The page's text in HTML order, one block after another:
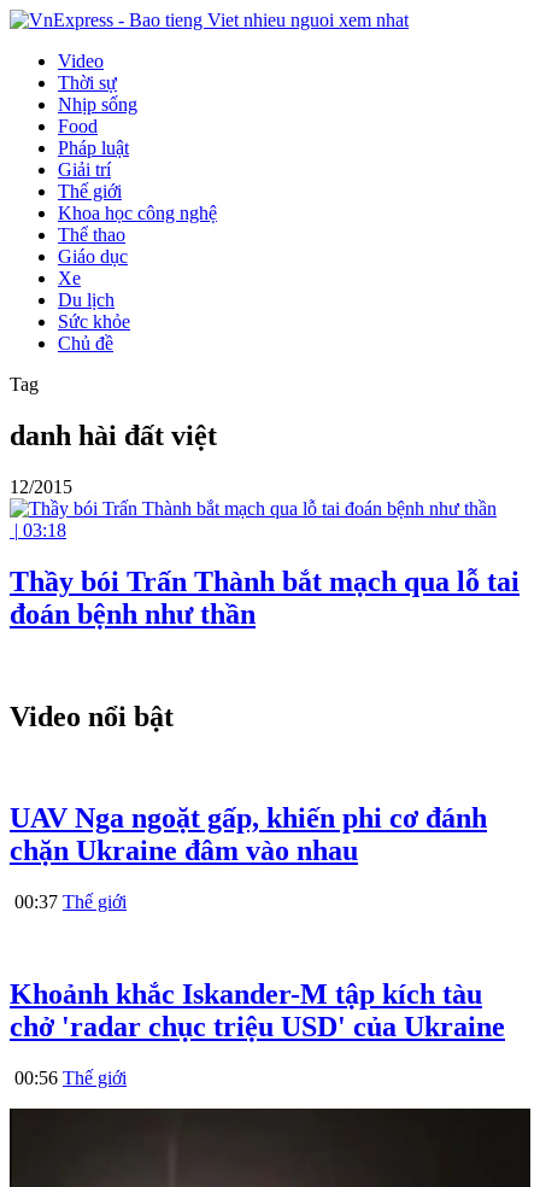
Video
Thời sự
Nhịp sống
Food
Pháp luật
Giải trí
Thế giới
Khoa học công nghệ
Thể thao
Giáo dục
Xe
Du lịch
Sức khỏe
Chủ đề
Tag
danh hài đất việt
12/2015
| 03:18
Thầy bói Trấn Thành bắt mạch qua lỗ tai
đoán bệnh như thần
Video nổi bật
UAV Nga ngoặt gấp, khiến phi cơ đánh
chặn Ukraine đâm vào nhau
00:37 Thế giới
Khoảnh khắc Iskander-M tập kích tàu
chở 'radar chục triệu USD' của Ukraine
00:56 Thế giới